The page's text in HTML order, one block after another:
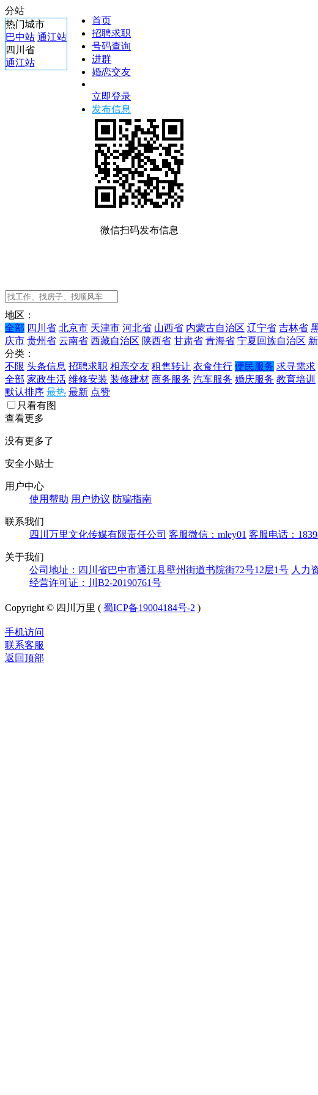
分站
热门城市
巴中站 通江站
四川省
通江站
首页
招聘求职
号码查询
进群
婚恋交友
立即登录
发布信息
微信扫码发布信息
地区：
全部 四川省 北京市 天津市 河北省 山西省 内蒙古自治区 辽宁省 吉林省
庆市 贵州省 云南省 西藏自治区 陕西省 甘肃省 青海省 宁夏回族自治区
分类：
不限 头条信息 招聘求职 相亲交友 租售转让 衣食住行 便民服务 求寻需求
全部 家政生活 维修安装 装修建材 商务服务 汽车服务 婚庆服务 教育培训
默认排序 最热 最新 点赞
只看有图
查看更多
没有更多了
安全小贴士
用户中心
使用帮助 用户协议 防骗指南
联系我们
四川万里文化传媒有限责任公司 客服微信：mley01 客服电话：
关于我们
公司地址：四川省巴中市通江县壁州街道书院街72号12层1号 人力
经营许可证：川B2-20190761号
Copyright © 四川万里 ( 蜀ICP备19004184号-2 )
手机访问
联系客服
返回顶部